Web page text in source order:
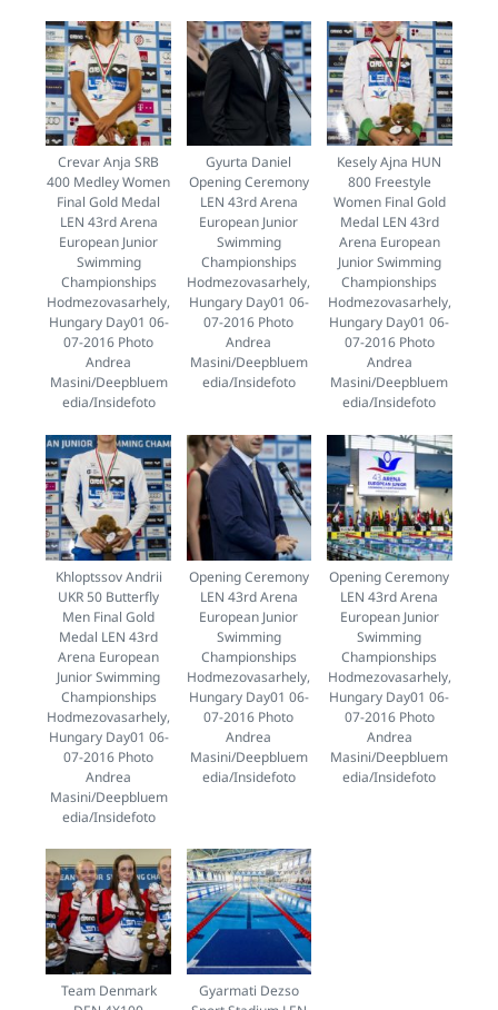
Crevar Anja SRB
400 Medley Women
Final Gold Medal
LEN 43rd Arena
European Junior
Swimming
Championships
Hodmezovasarhely,
Hungary Day01 06-
07-2016 Photo
Andrea
Masini/Deepbluem
edia/Insidefoto
Gyurta Daniel
Opening Ceremony
LEN 43rd Arena
European Junior
Swimming
Championships
Hodmezovasarhely,
Hungary Day01 06-
07-2016 Photo
Andrea
Masini/Deepbluem
edia/Insidefoto
Kesely Ajna HUN
800 Freestyle
Women Final Gold
Medal LEN 43rd
Arena European
Junior Swimming
Championships
Hodmezovasarhely,
Hungary Day01 06-
07-2016 Photo
Andrea
Masini/Deepbluem
edia/Insidefoto
Khloptssov Andrii
UKR 50 Butterfly
Men Final Gold
Medal LEN 43rd
Arena European
Junior Swimming
Championships
Hodmezovasarhely,
Hungary Day01 06-
07-2016 Photo
Andrea
Masini/Deepbluem
edia/Insidefoto
Opening Ceremony
LEN 43rd Arena
European Junior
Swimming
Championships
Hodmezovasarhely,
Hungary Day01 06-
07-2016 Photo
Andrea
Masini/Deepbluem
edia/Insidefoto
Opening Ceremony
LEN 43rd Arena
European Junior
Swimming
Championships
Hodmezovasarhely,
Hungary Day01 06-
07-2016 Photo
Andrea
Masini/Deepbluem
edia/Insidefoto
Team Denmark
Gyarmati Dezso